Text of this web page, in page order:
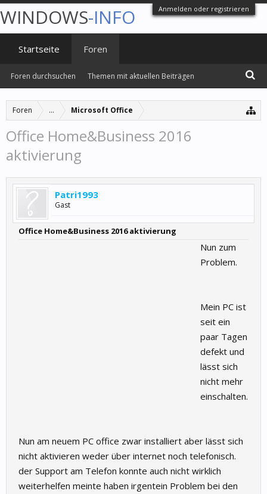
Anmelden oder registrieren
Foren ... Microsoft Office
Office Home&Business 2016
aktivierung
Patri1993
Gast
Office Home&Business 2016 aktivierung
Nun zum
Problem.
Mein PC ist
seit ein
paar Tagen
defekt und
lässt sich
nicht mehr
einschalten.
Nun am neuem PC office zwar installiert aber lässt sich
nicht aktivieren weder über internet noch telefonisch.
der Support am Telefon konnte auch nicht wirklich
weiterhelfen meinte haben irgentein Problem bei den
WINDOWS-INFO
Startseite Foren
Foren durchsuchen Themen mit aktuellen Beiträgen